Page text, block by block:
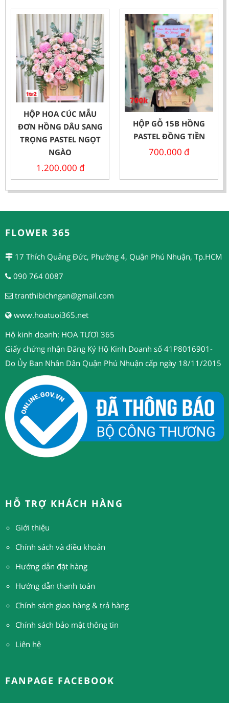
HỘP HOA CÚC MẪU
ĐƠN HỒNG DÂU SANG
TRỌNG PASTEL NGỌT
NGÀO
1.200.000 đ
HỘP GỖ 15B HỒNG
PASTEL ĐỒNG TIỀN
700.000 đ
FLOWER 365
17 Thích Quảng Đức, Phường 4, Quận Phú Nhuận, Tp.HCM
090 764 0087
tranthibichngan@gmail.com
www.hoatuoi365.net
Hộ kinh doanh: HOA TƯƠI 365
Giấy chứng nhận Đăng Ký Hộ Kinh Doanh số 41P8016901-
Do Ủy Ban Nhân Dân Quận Phú Nhuận cấp ngày 18/11/2015
HỖ TRỢ KHÁCH HÀNG
Giới thiệu
Chính sách và điều khoản
Hướng dẫn đặt hàng
Hướng dẫn thanh toán
Chính sách giao hàng & trả hàng
Chính sách bảo mật thông tin
Liên hệ
FANPAGE FACEBOOK